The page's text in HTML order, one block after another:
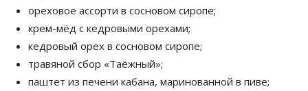
ореховое ассорти в сосновом сиропе;
крем-мёд с кедровыми орехами;
кедровый орех в сосновом сиропе;
травяной сбор «Таёжный»;
паштет из печени кабана, маринованной в пиве;